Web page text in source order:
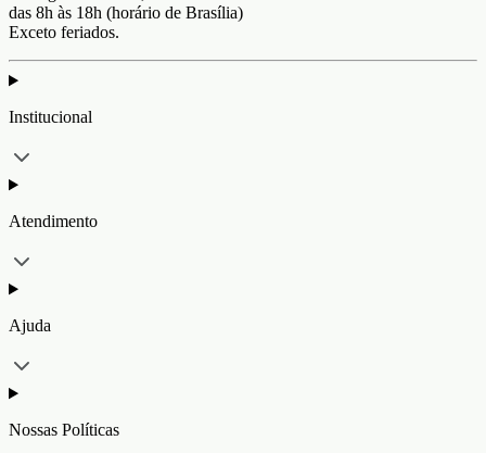
das 8h às 18h (horário de Brasília)
Exceto feriados.
Institucional
Atendimento
Ajuda
Nossas Políticas